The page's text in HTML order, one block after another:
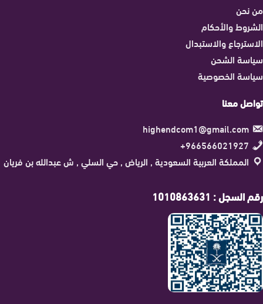
من نحن
الشروط والأحكام
الاسترجاع والاستبدال
سياسة الشحن
سياسة الخصوصية
تواصل معنا
highendcom1@gmail.com
966566021927+
المملكة العربية السعودية , الرياض , حي السلي , ش عبدالله بن فريان
رقم السجل : 1010863631